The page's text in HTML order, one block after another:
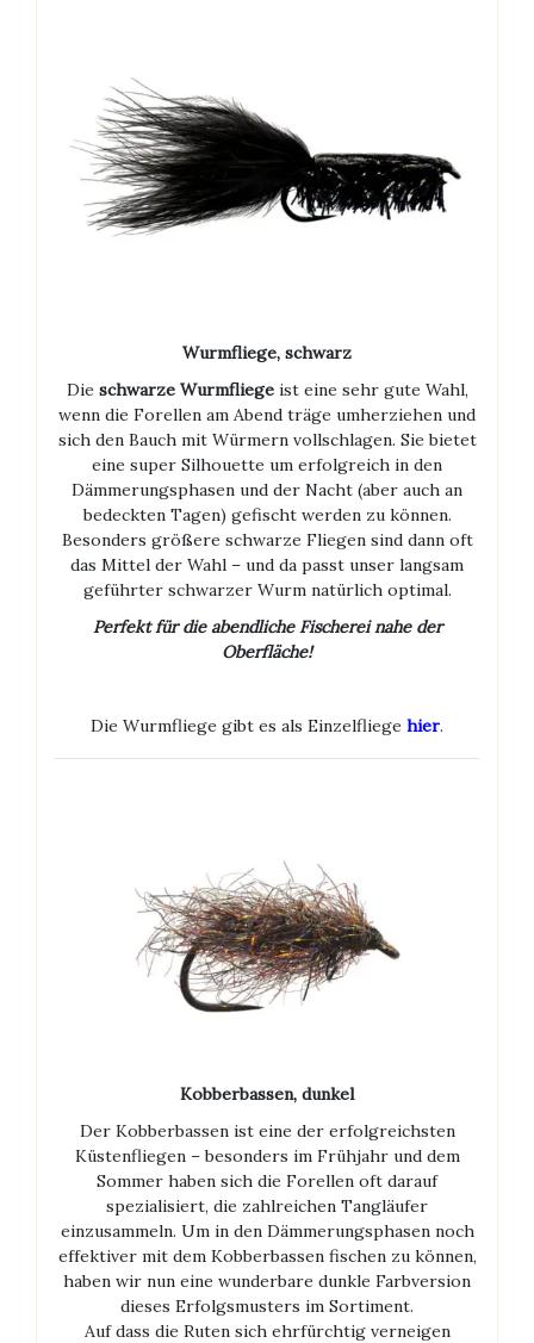
Wurmfliege, schwarz
Die schwarze Wurmfliegeist eine sehr gute Wahl,
wenn die Forellen am Abend träge umherziehen und
sich den Bauch mit Würmern vollschlagen. Sie bietet
eine super Silhouette um erfolgreich in den
Dämmerungsphasen und der Nacht (aber auch an
bedeckten Tagen) gefischt werden zu können.
Besonders größere schwarze Fliegen sind dann oft
das Mittel der Wahl – und da passt unser langsam
geführter schwarzer Wurm natürlich optimal.
Perfekt für die abendliche Fischerei nahe der
Oberfläche!
Die Wurmfliege gibt es als Einzelfliege hier.
Kobberbassen, dunkel
Der Kobberbassen ist eine der erfolgreichsten
Küstenfliegen – besonders im Frühjahr und dem
Sommer haben sich die Forellen oft darauf
spezialisiert, die zahlreichen Tangläufer
einzusammeln. Um in den Dämmerungsphasen noch
effektiver mit dem Kobberbassen fischen zu können,
haben wir nun eine wunderbare dunkle Farbversion
dieses Erfolgsmusters im Sortiment.
Auf dass die Ruten sich ehrfürchtig verneigen